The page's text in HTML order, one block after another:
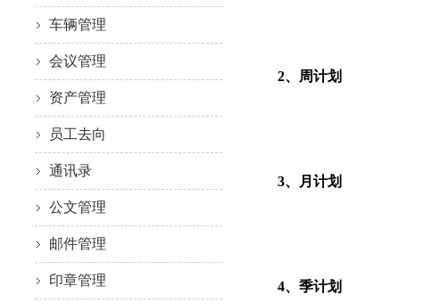
车辆管理
会议管理
资产管理
员工去向
通讯录
公文管理
邮件管理
印章管理
2、周计划
3、月计划
4、季计划